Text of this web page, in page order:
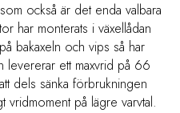
också är det enda valbara
har monterats i växellådan
bakaxeln och vips så har
levererar ett maxvrid på 66
dels sänka förbrukningen
vridmoment på lägre varvtal.